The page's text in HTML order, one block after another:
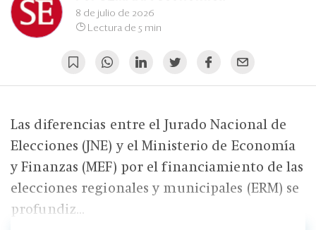
8 de julio de 2026
Lectura de 5 min
Las diferencias entre el Jurado Nacional de
Elecciones (JNE) y el Ministerio de Economía
y Finanzas (MEF) por el financiamiento de las
elecciones regionales y municipales (ERM) se
profundiz...